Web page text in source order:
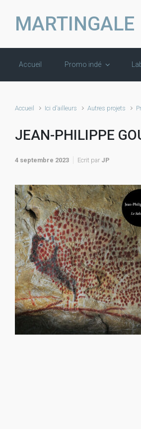
MARTINGALE
Accueil Promo indé
Accueil Ici d'ailleurs Autres projets
JEAN-PHILIPPE
4 septembre 2023 Ecrit par JP